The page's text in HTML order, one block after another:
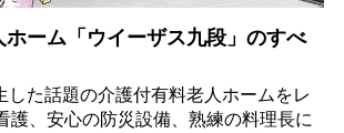
ーム「ウイーザス九段」のすべ
した話題の介護付有料老人ホームをレ
護、安心の防災設備、熟練の料理長に